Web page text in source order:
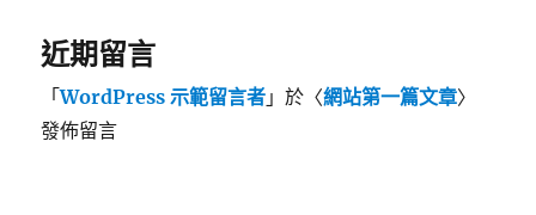
近期留言
「WordPress 示範留言者 」於〈網站第一篇文章〉
發佈留言